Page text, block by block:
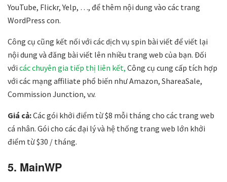
YouTube, Flickr, Yelp, …, để thêm nội dung vào các trang
WordPress con.
Công cụ cũng kết nối với các dịch vụ spin bài viết để viết lại
nội dung và đăng bài viết lên nhiều trang web của bạn. Đối
với các chuyên gia tiếp thị liên kết, Công cụ cung cấp tích hợp
với các mạng affiliate phổ biến như Amazon, ShareaSale,
Commission Junction, v.v.
Giá cả:Các gói khởi điểm từ $8 mỗi tháng cho các trang web
cá nhân. Gói cho các đại lý và hệ thống trang web lớn khởi
điểm từ $30 / tháng.
5. MainWP